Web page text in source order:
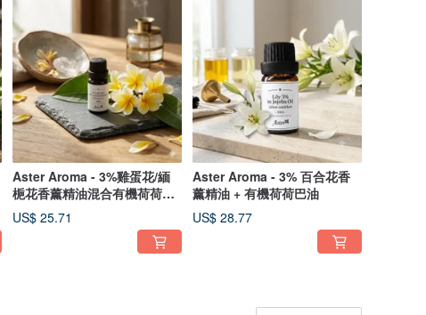
Aster Aroma - 3%雞蛋花/緬
梔花香薰精油混合有機荷荷巴
油
US$ 25.71
Aster Aroma - 3% 百合花香
薰精油 + 有機荷荷巴油
US$ 28.77